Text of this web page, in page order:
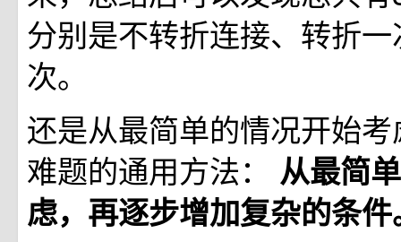
分别是不转折连接、转折
次。
还是从最简单的情况开始
难题的通用方法： 从最简
虑，再逐步增加复杂的条件